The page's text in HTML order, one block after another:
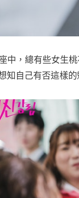
中，總有些女生
知自己有否這樣